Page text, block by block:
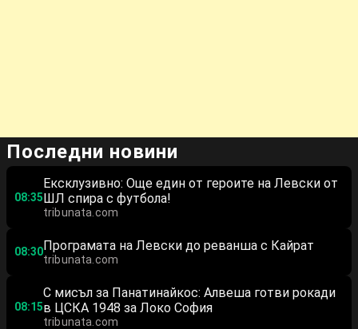
Последни новини
08:35
Ексклузивно: Още един от героите на Левски от
ШЛ спира с футбола!
tribunata.com
08:30Програмата на Левски до реванша с Кайрат
tribunata.com
08:15
С мисъл за Панатинайкос: Алвеша готви рокади
в ЦСКА 1948 за Локо София
tribunata.com